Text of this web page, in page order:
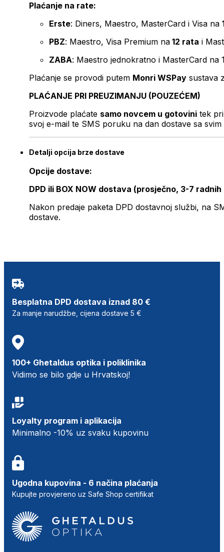
Plaćanje na rate:
Erste: Diners, Maestro, MasterCard i Visa na
PBZ: Maestro, Visa Premium na 12 rata i
ZABA: Maestro jednokratno i MasterCard na
Plaćanje se provodi putem Monri WSPay sustava
PLAĆANJE PRI PREUZIMANJU (POUZEĆEM)
Proizvode plaćate samo novcem u gotovini tek
svoj e-mail te SMS poruku na dan dostave sa svim
Detalji opcija brze dostave
Opcije dostave:
DPD ili BOX NOW dostava (prosječno, 3-7 radnih
Nakon predaje paketa DPD dostavnoj službi, na
dostave.
Besplatna DPD dostava iznad 80 €
Za manje narudžbe, cijena dostave 5 €
100+ Ghetaldus optika i poliklinika
Vidimo se bilo gdje u Hrvatskoj!
Loyalty program i aplikacija
Minimalno -10% uz svaku kupovinu
Ugodna kupovina - 6 načina plaćanja
Kupujte provjereno uz Safe Shop certifikat